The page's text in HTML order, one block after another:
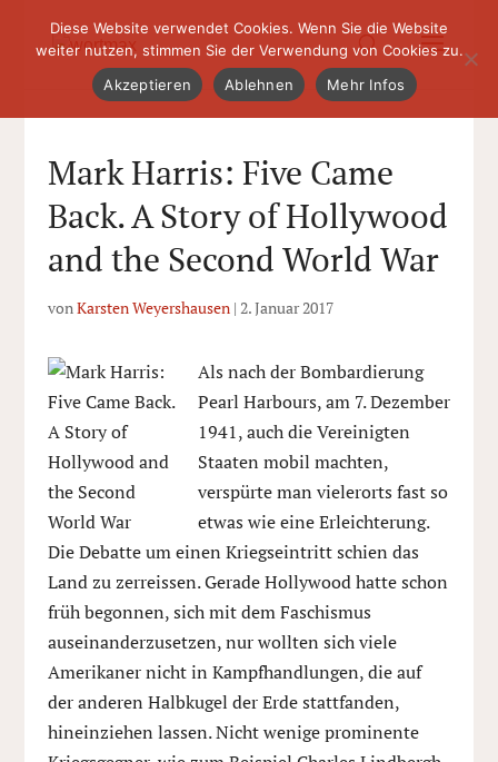
Mark Harris: Five Came
Back. A Story of Hollywood
and the Second World War
vonKarsten Weyershausen| 2. Januar 2017
Als nach der Bombardierung
Pearl Harbours, am 7. Dezember
1941, auch die Vereinigten
Staaten mobil machten,
verspürte man vielerorts fast so
etwas wie eine Erleichterung.
Die Debatte um einen Kriegseintritt schien das
Land zu zerreissen. Gerade Hollywood hatte schon
früh begonnen, sich mit dem Faschismus
auseinanderzusetzen, nur wollten sich viele
Amerikaner nicht in Kampfhandlungen, die auf
der anderen Halbkugel der Erde stattfanden,
hineinziehen lassen. Nicht wenige prominente
Diese Website verwendet Cookies. Wenn Sie die Website
weiter nutzen, stimmen Sie der Verwendung von Cookies zu.
Akzeptieren
Ablehnen Mehr Infos